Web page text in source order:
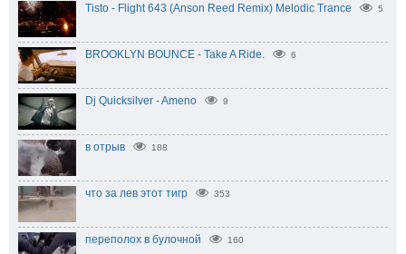
Tisto - Flight 643 (Anson Reed Remix) Melodic Trance 5
BROOKLYN BOUNCE - Take A Ride. 6
Dj Quicksilver - Ameno 9
в отрыв 188
что за лев этот тигр 353
переполох в булочной 160